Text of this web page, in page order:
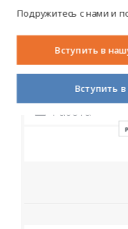
Работа
Подружитесь с нами и
Вступить в
Вступить